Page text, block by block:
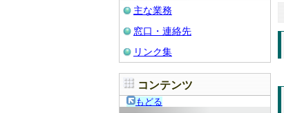
主な業務
窓口・連絡先
リンク集
コンテンツ
もどる